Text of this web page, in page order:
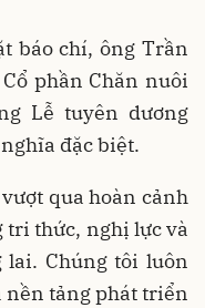
báo chí, ông Trần
phần Chăn nuôi
Lễ tuyên dương
đặc biệt.
qua hoàn cảnh
tri thức, nghị lực và
lai. Chúng tôi luôn
nền tảng phát triển